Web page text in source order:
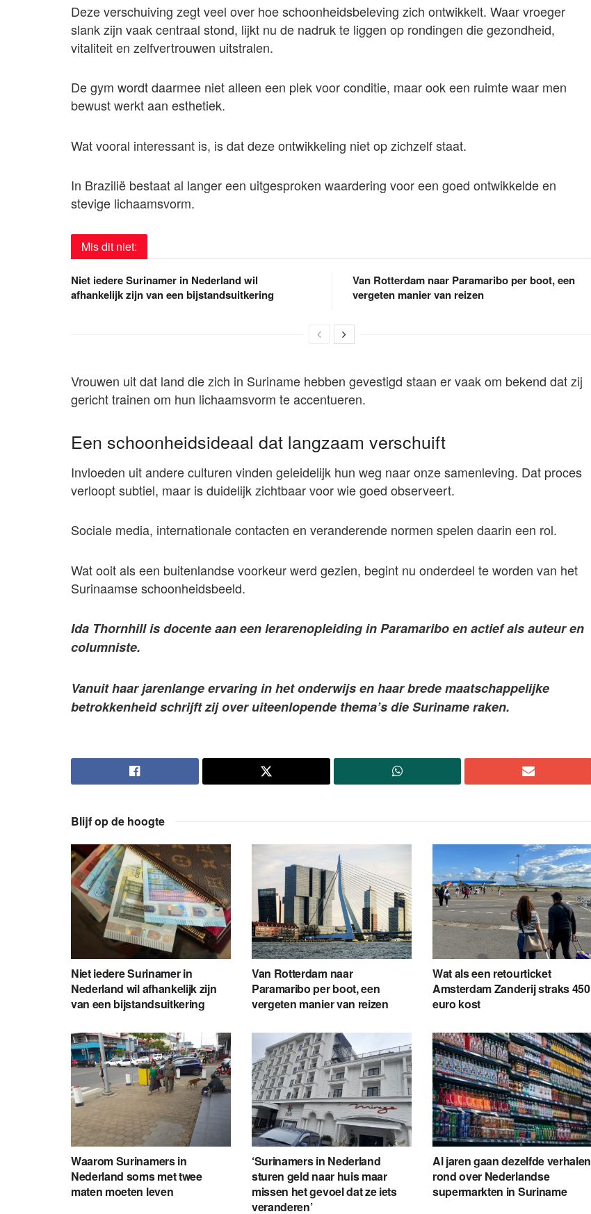
Deze verschuiving zegt veel over hoe schoonheidsbeleving zich ontwikkelt. Waar vroeger
slank zijn vaak centraal stond, lijkt nu de nadruk te liggen op rondingen die gezondheid,
vitaliteit en zelfvertrouwen uitstralen.
De gym wordt daarmee niet alleen een plek voor conditie, maar ook een ruimte waar men
bewust werkt aan esthetiek.
Wat vooral interessant is, is dat deze ontwikkeling niet op zichzelf staat.
In Brazilië bestaat al langer een uitgesproken waardering voor een goed ontwikkelde en
stevige lichaamsvorm.
Mis dit niet:
Niet iedere Surinamer in Nederland wil
afhankelijk zijn van een bijstandsuitkering
Van Rotterdam naar Paramaribo per boot, een
vergeten manier van reizen
Vrouwen uit dat land die zich in Suriname hebben gevestigd staan er vaak om bekend dat zij
gericht trainen om hun lichaamsvorm te accentueren.
Een schoonheidsideaal dat langzaam verschuift
Invloeden uit andere culturen vinden geleidelijk hun weg naar onze samenleving. Dat proces
verloopt subtiel, maar is duidelijk zichtbaar voor wie goed observeert.
Sociale media, internationale contacten en veranderende normen spelen daarin een rol.
Wat ooit als een buitenlandse voorkeur werd gezien, begint nu onderdeel te worden van het
Surinaamse schoonheidsbeeld.
Ida Thornhill is docente aan een lerarenopleiding in Paramaribo en actief als auteur en
columniste.
Vanuit haar jarenlange ervaring in het onderwijs en haar brede maatschappelijke
betrokkenheid schrijft zij over uiteenlopende thema’s die Suriname raken.
Blijf op de hoogte
Niet iedere Surinamer in
Nederland wil afhankelijk zijn
van een bijstandsuitkering
Van Rotterdam naar
Paramaribo per boot, een
vergeten manier van reizen
Wat als een retourticket
Amsterdam Zanderij straks 450
euro kost
Waarom Surinamers in
Nederland soms met twee
maten moeten leven
‘Surinamers in Nederland
sturen geld naar huis maar
missen het gevoel dat ze iets
veranderen’
Al jaren gaan dezelfde verhalen
rond over Nederlandse
supermarkten in Suriname